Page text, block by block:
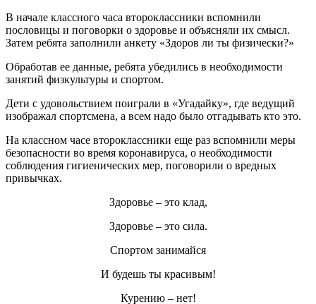
В начале классного часа второклассники вспомнили
пословицы и поговорки о здоровье и объясняли их смысл.
Затем ребята заполнили анкету «Здоров ли ты физически?»
Обработав ее данные, ребята убедились в необходимости
занятий физкультуры и спортом.
Дети с удовольствием поиграли в «Угадайку», где ведущий
изображал спортсмена, а всем надо было отгадывать кто это.
На классном часе второклассники еще раз вспомнили меры
безопасности во время коронавируса, о необходимости
соблюдения гигиенических мер, поговорили о вредных
привычках.
Здоровье – это клад,
Здоровье – это сила.
Спортом занимайся
И будешь ты красивым!
Курению – нет!